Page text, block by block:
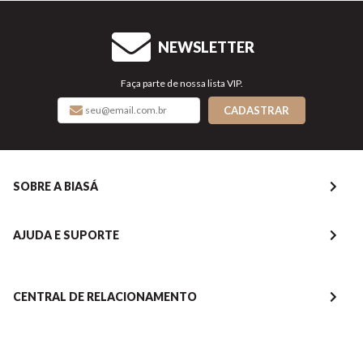
NEWSLETTER
Faça parte de nossa lista VIP.
CADASTRAR
SOBRE A BIASÁ
AJUDA E SUPORTE
CENTRAL DE RELACIONAMENTO